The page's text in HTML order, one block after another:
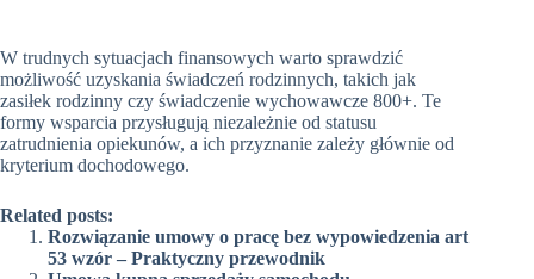
W trudnych sytuacjach finansowych warto sprawdzić
możliwość uzyskania świadczeń rodzinnych, takich jak
zasiłek rodzinny czy świadczenie wychowawcze 800+. Te
formy wsparcia przysługują niezależnie od statusu
zatrudnienia opiekunów, a ich przyznanie zależy głównie od
kryterium dochodowego.
Related posts:
Rozwiązanie umowy o pracę bez wypowiedzenia art
53 wzór – Praktyczny przewodnik